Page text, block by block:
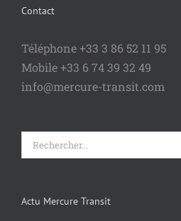
Contact
Téléphone +33 3 86 52 11 95
Mobile +33 6 74 39 32 49
info@mercure-transit.com
Rechercher:
Actu Mercure Transit